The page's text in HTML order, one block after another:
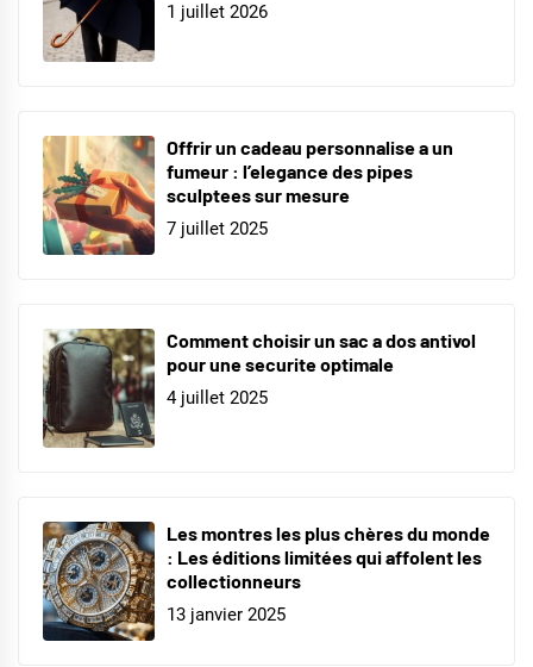
1 juillet 2026
Offrir un cadeau personnalise a un
fumeur : l’elegance des pipes
sculptees sur mesure
7 juillet 2025
Comment choisir un sac a dos antivol
pour une securite optimale
4 juillet 2025
Les montres les plus chères du monde
: Les éditions limitées qui affolent les
collectionneurs
13 janvier 2025